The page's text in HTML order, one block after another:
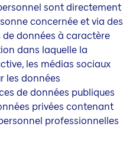
sont directement
concernée et via des
de données à caractère
dans laquelle la
les médias sociaux
les données
de données publiques
privées contenant
professionnelles